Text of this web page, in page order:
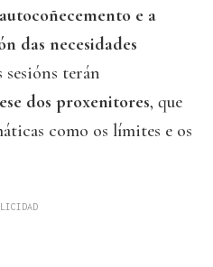
e a
das necesidades
sesións terán
dos proxenitores, que
como os límites e os